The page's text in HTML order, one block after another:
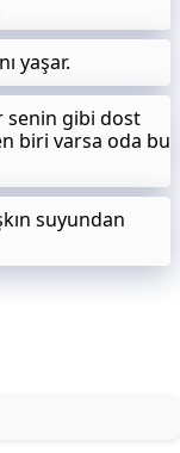
yaşar.
senin gibi dost
biri varsa oda bu
suyundan